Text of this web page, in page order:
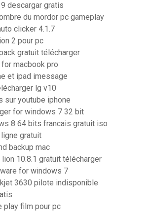
descargar gratis
du mordor pc gameplay
clicker 4.1.7
2 pour pc
gratuit télécharger
macbook pro
et ipad imessage
lg v10
sur youtube iphone
for windows 7 32 bit
8 64 bits francais gratuit iso
gratuit
backup mac
10.8.1 gratuit télécharger
for windows 7
3630 pilote indisponible
play film pour pc